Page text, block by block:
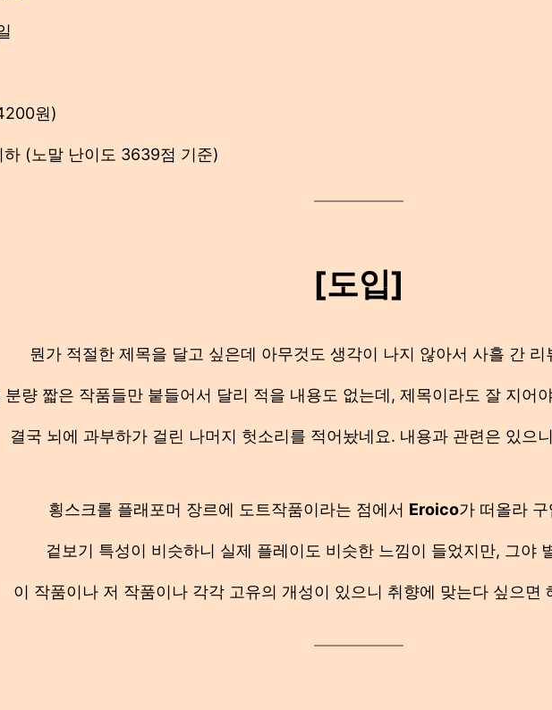
원)
(노말 난이도 3639점 기준)
[도입]
뭔가 적절한 제목을 달고 싶은데 아무것도 생각이 나지 않아서 사흘 간 리
분량 짧은 작품들만 붙들어서 달리 적을 내용도 없는데, 제목이라도 잘 지어
결국 뇌에 과부하가 걸린 나머지 헛소리를 적어놨네요. 내용과 관련은 있으
횡스크롤 플래포머 장르에 도트작품이라는 점에서 Eroico가 떠올라
겉보기 특성이 비슷하니 실제 플레이도 비슷한 느낌이 들었지만, 그야
이 작품이나 저 작품이나 각각 고유의 개성이 있으니 취향에 맞는다 싶으면